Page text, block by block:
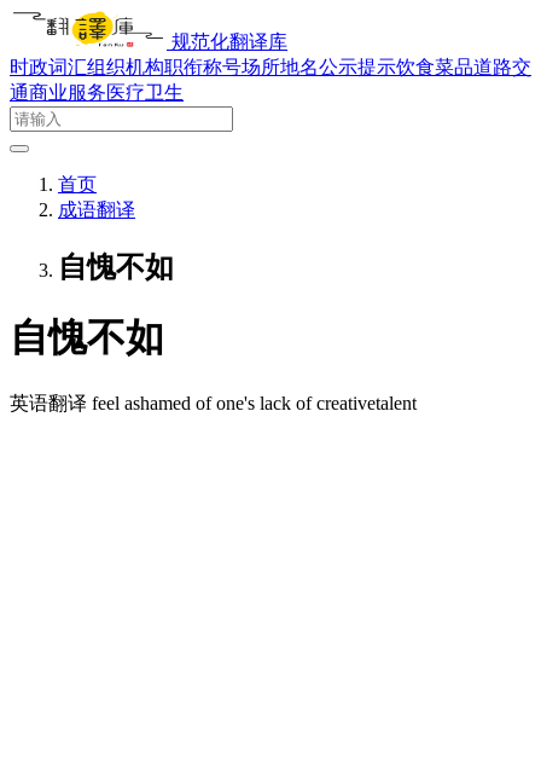
规范化翻译库
时政词汇组织机构职衔称号场所地名公示提示饮食菜品道路交
通商业服务医疗卫生
首页
成语翻译
自愧不如
自愧不如
英语翻译 feel ashamed of one's lack of creativetalent